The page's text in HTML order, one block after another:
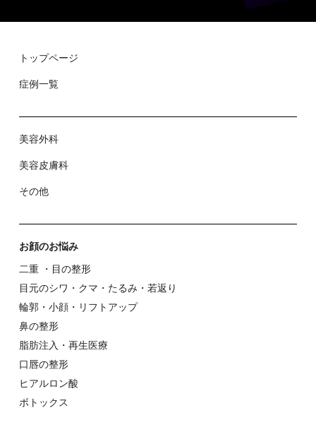
トップページ
症例⼀覧
美容外科
美容⽪膚科
その他
お顔のお悩み
⼆重 ・⽬の整形
⽬元のシワ・クマ・たるみ・若返り
輪郭・⼩顔・リフトアップ
⿐の整形
脂肪注入・再生医療
⼝唇の整形
ヒアルロン酸
ボトックス